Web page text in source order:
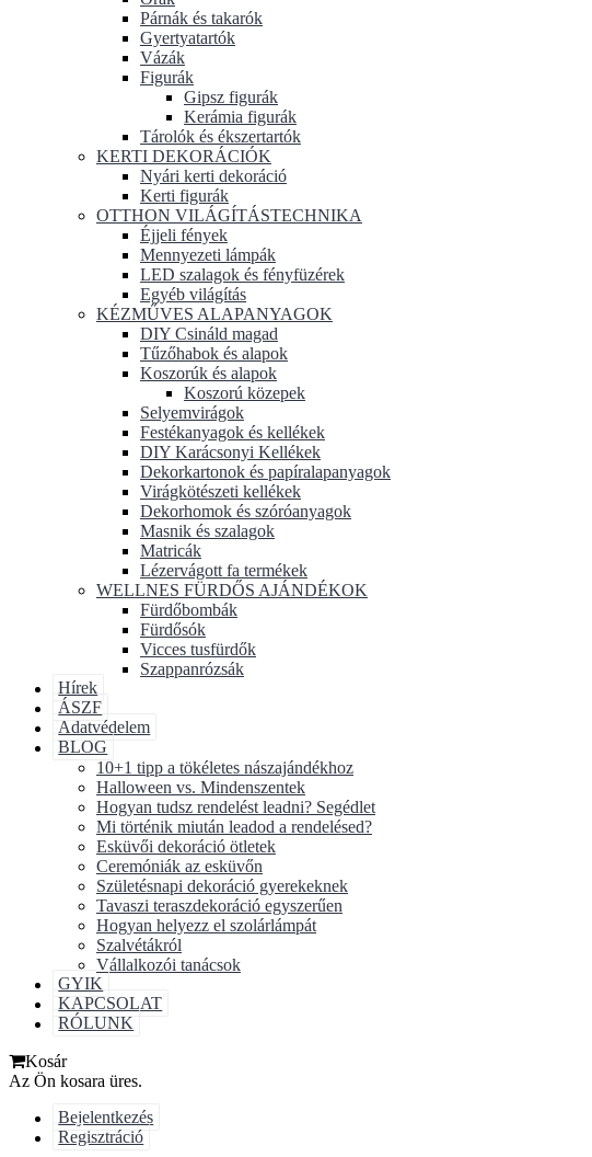
Párnák és takarók
Gyertyatartók
Vázák
Figurák
Gipsz figurák
Kerámia figurák
Tárolók és ékszertartók
KERTI DEKORÁCIÓK
Nyári kerti dekoráció
Kerti figurák
OTTHON VILÁGÍTÁSTECHNIKA
Éjjeli fények
Mennyezeti lámpák
LED szalagok és fényfüzérek
Egyéb világítás
KÉZMŰVES ALAPANYAGOK
DIY Csináld magad
Tűzőhabok és alapok
Koszorúk és alapok
Koszorú közepek
Selyemvirágok
Festékanyagok és kellékek
DIY Karácsonyi Kellékek
Dekorkartonok és papíralapanyagok
Virágkötészeti kellékek
Dekorhomok és szóróanyagok
Masnik és szalagok
Matricák
Lézervágott fa termékek
WELLNES FÜRDŐS AJÁNDÉKOK
Fürdőbombák
Fürdősók
Vicces tusfürdők
Szappanrózsák
Hírek
ÁSZF
Adatvédelem
BLOG
10+1 tipp a tökéletes nászajándékhoz
Halloween vs. Mindenszentek
Hogyan tudsz rendelést leadni? Segédlet
Mi történik miután leadod a rendelésed?
Esküvői dekoráció ötletek
Ceremóniák az esküvőn
Születésnapi dekoráció gyerekeknek
Tavaszi teraszdekoráció egyszerűen
Hogyan helyezz el szolárlámpát
Szalvétákról
Vállalkozói tanácsok
GYIK
KAPCSOLAT
RÓLUNK
Kosár
Az Ön kosara üres.
Bejelentkezés
Regisztráció